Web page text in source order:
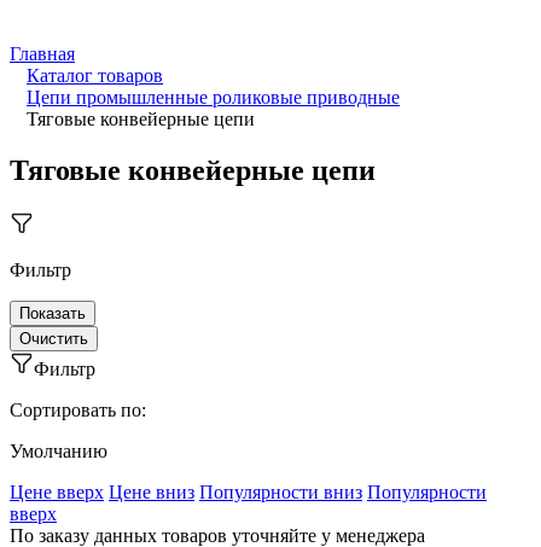
Главная
Каталог товаров
Цепи промышленные роликовые приводные
Тяговые конвейерные цепи
Тяговые конвейерные цепи
Фильтр
Фильтр
Сортировать по:
Умолчанию
Ценe вверх Ценe вниз Популярности вниз Популярности
вверх
По заказу данных товаров уточняйте у менеджера